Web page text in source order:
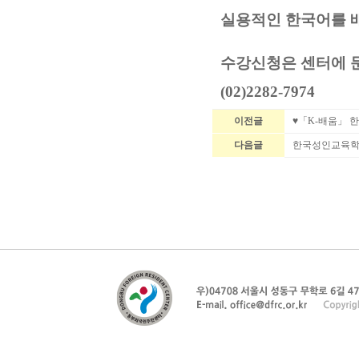
실용적인 한국어를
수강신청은 센터에
(02)2282-7974
이전글 ♥「K-배움」
다음글 한국성인교육